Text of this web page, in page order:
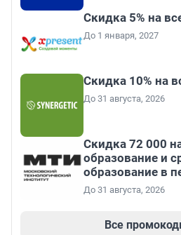
Скидка 5% на
До 1 января, 2027
Скидка 10% на
До 31 августа, 2026
Скидка 72 000
образование и
образование в
До 31 августа, 2026
Все